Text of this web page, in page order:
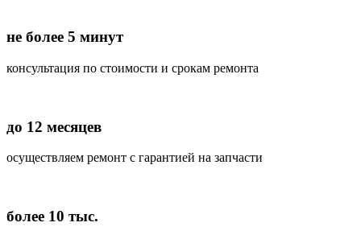
не более 5 минут
консультация по стоимости и срокам ремонта
до 12 месяцев
осуществляем ремонт с гарантией на запчасти
более 10 тыс.